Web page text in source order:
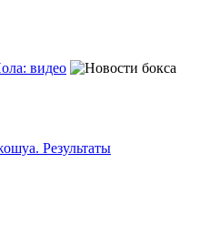
видео
Результаты